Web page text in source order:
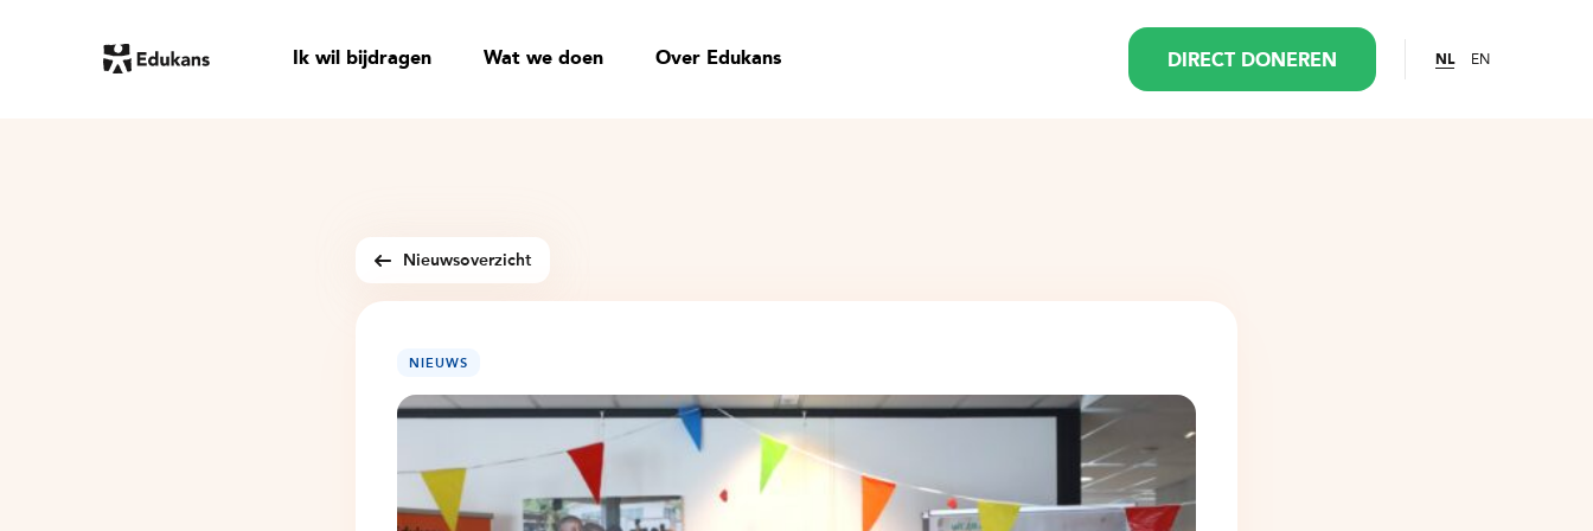
Ik wil bijdragen Wat we doen Over Edukans DIRECT DONEREN NL EN
Nieuwsoverzicht
NIEUWS